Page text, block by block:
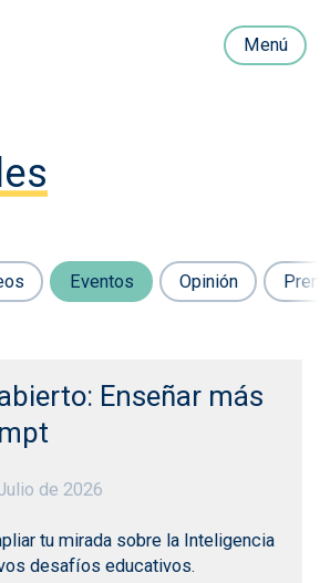
Menú
Eventos Opinión
Enseñar más
de 2026
tu mirada sobre la Inteligencia
desafíos educativos.